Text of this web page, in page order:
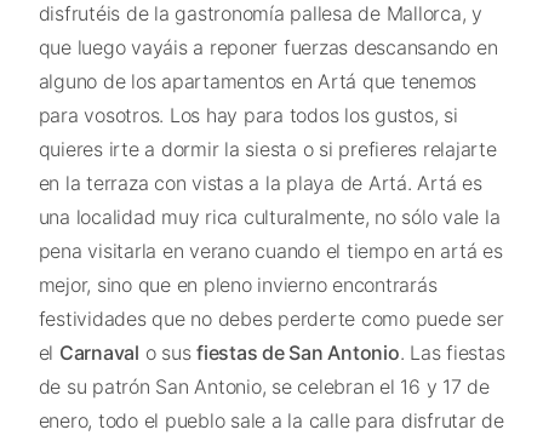
disfrutéis de la gastronomía pallesa de Mallorca, y
que luego vayáis a reponer fuerzas descansando en
alguno de los apartamentos en Artá que tenemos
para vosotros. Los hay para todos los gustos, si
quieres irte a dormir la siesta o si prefieres relajarte
en la terraza con vistas a la playa de Artá. Artá es
una localidad muy rica culturalmente, no sólo vale la
pena visitarla en verano cuando el tiempo en artá es
mejor, sino que en pleno invierno encontrarás
festividades que no debes perderte como puede ser
el Carnaval o sus fiestas de San Antonio. Las fiestas
de su patrón San Antonio, se celebran el 16 y 17 de
enero, todo el pueblo sale a la calle para disfrutar de